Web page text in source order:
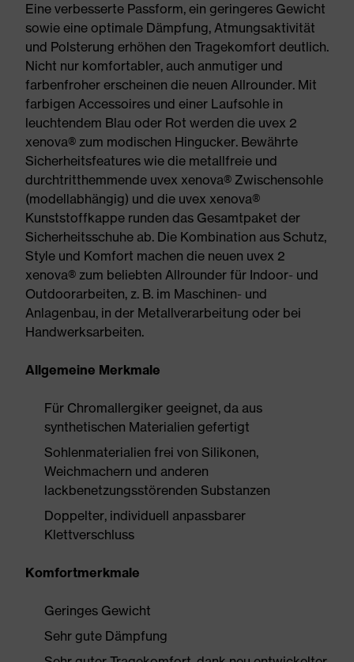
Eine verbesserte Passform, ein geringeres Gewicht
sowie eine optimale Dämpfung, Atmungsaktivität
und Polsterung erhöhen den Tragekomfort deutlich.
Nicht nur komfortabler, auch anmutiger und
farbenfroher erscheinen die neuen Allrounder. Mit
farbigen Accessoires und einer Laufsohle in
leuchtendem Blau oder Rot werden die uvex 2
xenova® zum modischen Hingucker. Bewährte
Sicherheitsfeatures wie die metallfreie und
durchtritthemmende uvex xenova® Zwischensohle
(modellabhängig) und die uvex xenova®
Kunststoffkappe runden das Gesamtpaket der
Sicherheitsschuhe ab. Die Kombination aus Schutz,
Style und Komfort machen die neuen uvex 2
xenova® zum beliebten Allrounder für Indoor- und
Outdoorarbeiten, z. B. im Maschinen- und
Anlagenbau, in der Metallverarbeitung oder bei
Handwerksarbeiten.
Allgemeine Merkmale
Für Chromallergiker geeignet, da aus
synthetischen Materialien gefertigt
Sohlenmaterialien frei von Silikonen,
Weichmachern und anderen
lackbenetzungsstörenden Substanzen
Doppelter, individuell anpassbarer
Klettverschluss
Komfortmerkmale
Geringes Gewicht
Sehr gute Dämpfung